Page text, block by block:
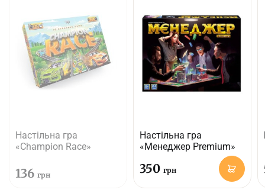
Настільна гра
«Champion Race»
136 грн
Настільна гра
«Менеджер Premium»
350 грн